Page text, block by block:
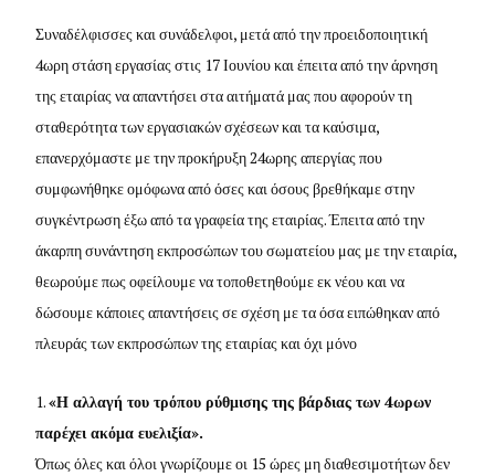
Συναδέλφισσες και συνάδελφοι, μετά από την προειδοποιητική
4ωρη στάση εργασίας στις 17 Ιουνίου και έπειτα από την άρνηση
της εταιρίας να απαντήσει στα αιτήματά μας που αφορούν τη
σταθερότητα των εργασιακών σχέσεων και τα καύσιμα,
επανερχόμαστε με την προκήρυξη 24ωρης απεργίας που
συμφωνήθηκε ομόφωνα από όσες και όσους βρεθήκαμε στην
συγκέντρωση έξω από τα γραφεία της εταιρίας. Έπειτα από την
άκαρπη συνάντηση εκπροσώπων του σωματείου μας με την εταιρία,
θεωρούμε πως οφείλουμε να τοποθετηθούμε εκ νέου και να
δώσουμε κάποιες απαντήσεις σε σχέση με τα όσα ειπώθηκαν από
πλευράς των εκπροσώπων της εταιρίας και όχι μόνο
«Η αλλαγή του τρόπου ρύθμισης της βάρδιας των 4ωρων
παρέχει ακόμα ευελιξία».
Όπως όλες και όλοι γνωρίζουμε οι 15 ώρες μη διαθεσιμοτήτων δεν